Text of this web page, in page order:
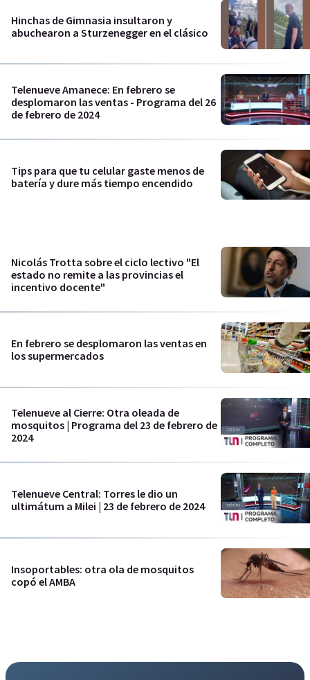
Hinchas de Gimnasia insultaron y
abuchearon a Sturzenegger en el clásico
Telenueve Amanece: En febrero se
desplomaron las ventas - Programa del 26
de febrero de 2024
Tips para que tu celular gaste menos de
batería y dure más tiempo encendido
Nicolás Trotta sobre el ciclo lectivo "El
estado no remite a las provincias el
incentivo docente"
En febrero se desplomaron las ventas en
los supermercados
Telenueve al Cierre: Otra oleada de
mosquitos | Programa del 23 de febrero de
2024
Telenueve Central: Torres le dio un
ultimátum a Milei | 23 de febrero de 2024
Insoportables: otra ola de mosquitos
copó el AMBA